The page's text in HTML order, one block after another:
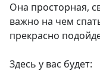
Она просторная,
важно на чем
прекрасно
Здесь у вас будет: